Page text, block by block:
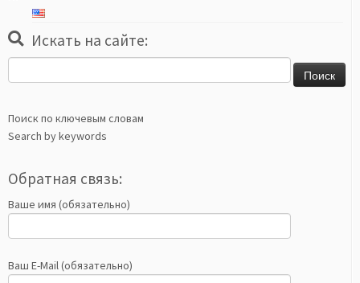
Искать на сайте:
Поиск по ключевым словам
Search by keywords
Обратная связь:
Ваше имя (обязательно)
Ваш E-Mail (обязательно)